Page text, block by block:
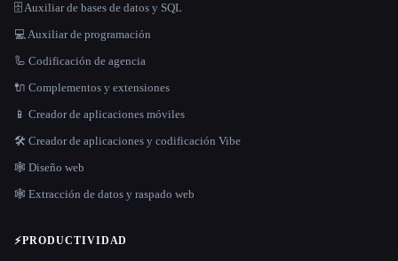
🗄️ Auxiliar de bases de datos y SQL
💻 Auxiliar de programación
🦾 Codificación de agencia
🔌 Complementos y extensiones
📱 Creador de aplicaciones móviles
🛠️ Creador de aplicaciones y codificación Vibe
🕸 Diseño web
🕸️ Extracción de datos y raspado web
⚡PRODUCTIVIDAD